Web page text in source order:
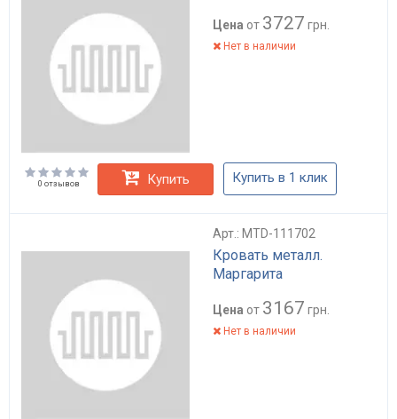
Цена от 3727 грн.
Нет в наличии
0 отзывов Купить Купить в 1 клик
Арт.: MTD-111702
Кровать металл.
Маргарита
Цена от 3167 грн.
Нет в наличии